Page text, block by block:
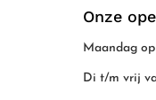
Onze
Maandag
Di t/m vrij